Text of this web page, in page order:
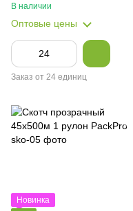
В наличии
Оптовые цены
Заказ от 24 единиц
Новинка